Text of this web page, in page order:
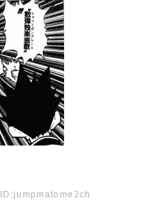
ID:jumpmatome2ch